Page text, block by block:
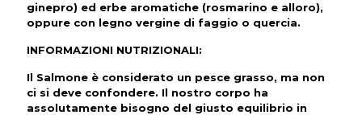
ginepro) ed erbe aromatiche (rosmarino e alloro),
oppure con legno vergine di faggio o quercia.
INFORMAZIONI NUTRIZIONALI:
Il Salmone è considerato un pesce grasso, ma non
ci si deve confondere. Il nostro corpo ha
assolutamente bisogno del giusto equilibrio in